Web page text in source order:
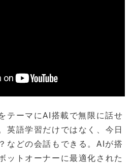
テーマにAI搭載で無限に話せ
英語学習だけではなく、今日
などの会話もできる。AIが搭
ットオーナーに最適化された